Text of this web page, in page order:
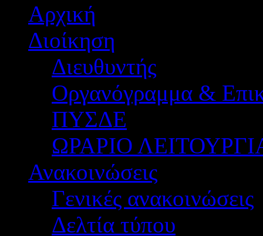
Αρχική
Διοίκηση
Διευθυντής
Οργανόγραμμα &
ΠΥΣΔΕ
ΩΡΑΡΙΟ
Ανακοινώσεις
Γενικές ανακοινώσεις
Δελτία τύπου